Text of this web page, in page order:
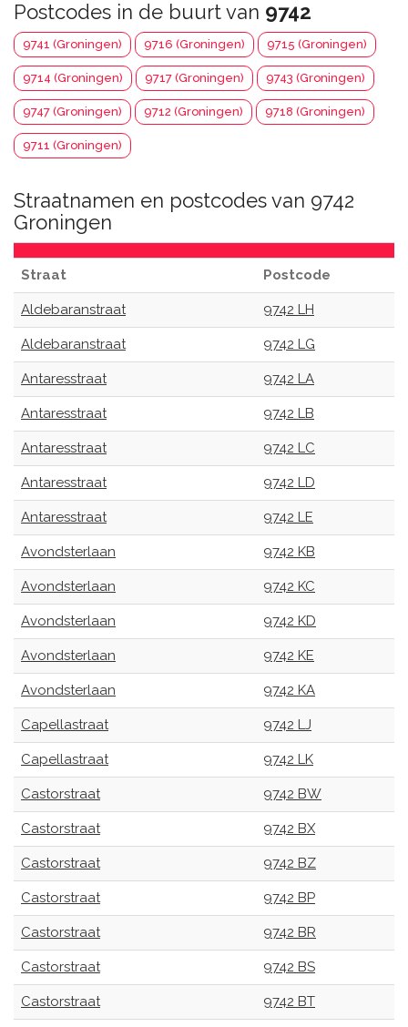
Postcodes in de buurt van 9742
9741 (Groningen) 9716 (Groningen) 9715 (Groningen)
9714 (Groningen) 9717 (Groningen) 9743 (Groningen)
9747 (Groningen) 9712 (Groningen) 9718 (Groningen)
9711 (Groningen)
Straatnamen en postcodes van 9742
Groningen
Straat Postcode
Aldebaranstraat 9742 LH
Aldebaranstraat 9742 LG
Antaresstraat 9742 LA
Antaresstraat 9742 LB
Antaresstraat 9742 LC
Antaresstraat 9742 LD
Antaresstraat 9742 LE
Avondsterlaan 9742 KB
Avondsterlaan 9742 KC
Avondsterlaan 9742 KD
Avondsterlaan 9742 KE
Avondsterlaan 9742 KA
Capellastraat 9742 LJ
Capellastraat 9742 LK
Castorstraat 9742 BW
Castorstraat 9742 BX
Castorstraat 9742 BZ
Castorstraat 9742 BP
Castorstraat 9742 BR
Castorstraat 9742 BS
Castorstraat 9742 BT